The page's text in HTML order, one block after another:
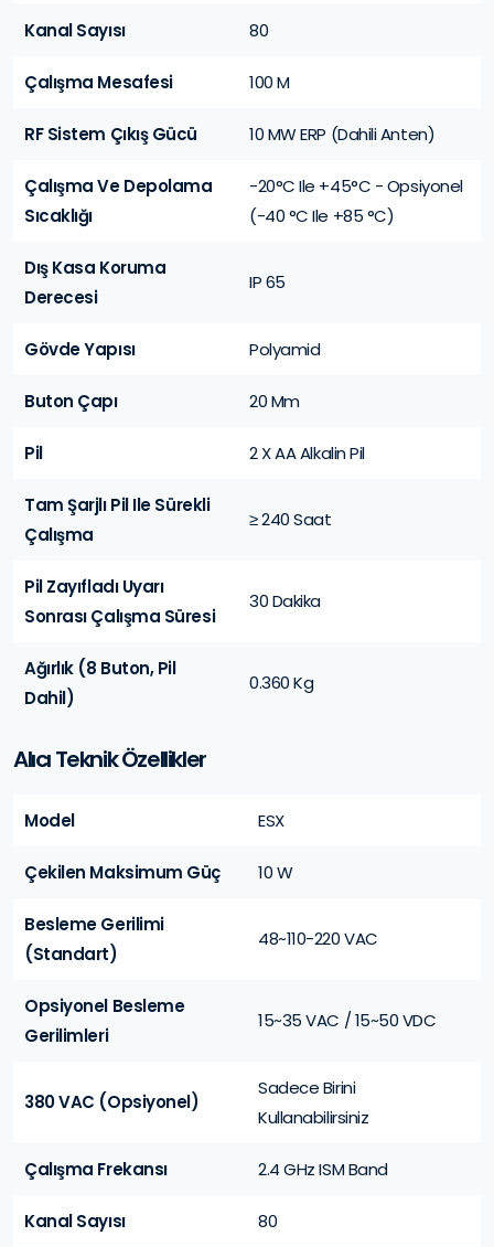
Kanal Sayısı 80
Çalışma Mesafesi 100 M
RF Sistem Çıkış Gücü 10 MW ERP (Dahili Anten)
Çalışma Ve Depolama
Sıcaklığı
-20°C Ile +45°C - Opsiyonel
(-40 °C Ile +85 °C)
Dış Kasa Koruma
Derecesi
IP 65
Gövde Yapısı Polyamid
Buton Çapı 20 Mm
Pil 2 X AA Alkalin Pil
Tam Şarjlı Pil Ile Sürekli
Çalışma
≥ 240 Saat
Pil Zayıfladı Uyarı
Sonrası Çalışma Süresi
30 Dakika
Ağırlık (8 Buton, Pil
Dahil)
0.360 Kg
Alıcı Teknik Özellikler
Model ESX
Çekilen Maksimum Güç 10 W
Besleme Gerilimi
(Standart)
48~110-220 VAC
Opsiyonel Besleme
Gerilimleri
15~35 VAC / 15~50 VDC
380 VAC (Opsiyonel)
Sadece Birini
Kullanabilirsiniz
Çalışma Frekansı 2.4 GHz ISM Band
Kanal Sayısı 80